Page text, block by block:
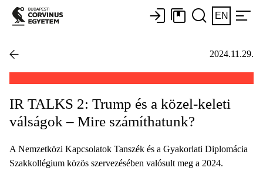
EN
2024.11.29.
IR TALKS 2: Trump és a közel-keleti
válságok – Mire számíthatunk?
A Nemzetközi Kapcsolatok Tanszék és a Gyakorlati Diplomácia
Szakkollégium közös szervezésében valósult meg a 2024.